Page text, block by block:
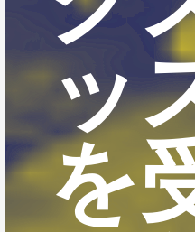
ッ
を